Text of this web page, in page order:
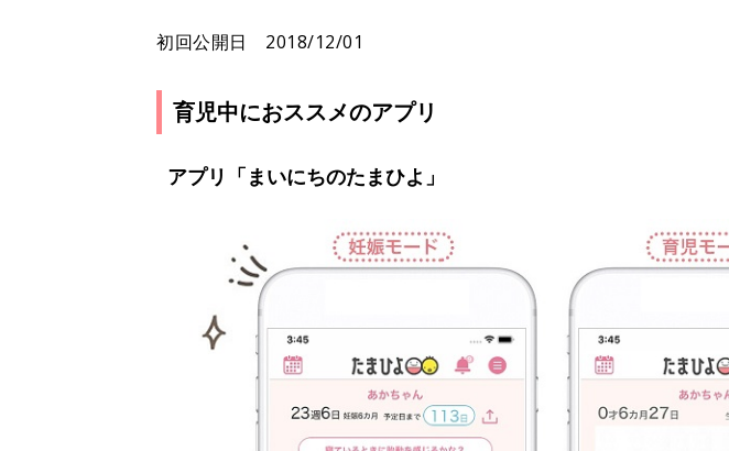
初回公開日 2018/12/01
育児中におススメのアプリ
アプリ「まいにちのたまひよ」